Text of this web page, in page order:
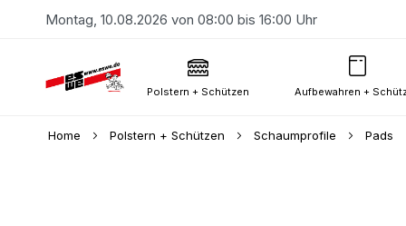
Montag, 10.08.2026 von 08:00 bis 16:00 Uhr
Polstern + Schützen Aufbewahren +
Home Polstern + Schützen Schaumprofile Pads